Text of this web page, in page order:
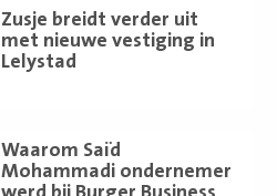
Zusje breidt verder uit
met nieuwe vestiging in
Lelystad
Waarom Saïd
Mohammadi ondernemer